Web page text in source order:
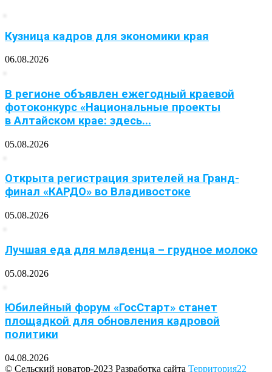
Кузница кадров для экономики края
06.08.2026
В регионе объявлен ежегодный краевой
фотоконкурс «Национальные проекты
в Алтайском крае: здесь...
05.08.2026
Открыта регистрация зрителей на Гранд-
финал «КАРДО» во Владивостоке
05.08.2026
Лучшая еда для младенца – грудное молоко
05.08.2026
Юбилейный форум «ГосСтарт» станет
площадкой для обновления кадровой
политики
04.08.2026
© Сельский новатор-2023 Разработка сайта Территория22